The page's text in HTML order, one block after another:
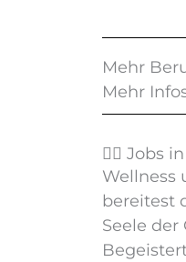
Mehr
Mehr
🤸‍♂️ Jobs
Wellness
bereitest
Seele der